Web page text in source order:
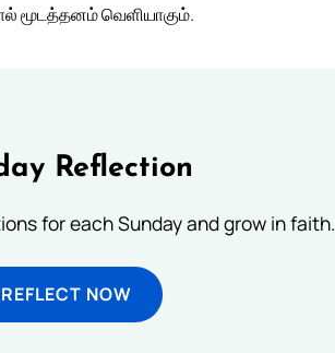
மூடத்தனம் வெளியாகும்.
Reflection
for each Sunday and grow in faith.
REFLECT NOW